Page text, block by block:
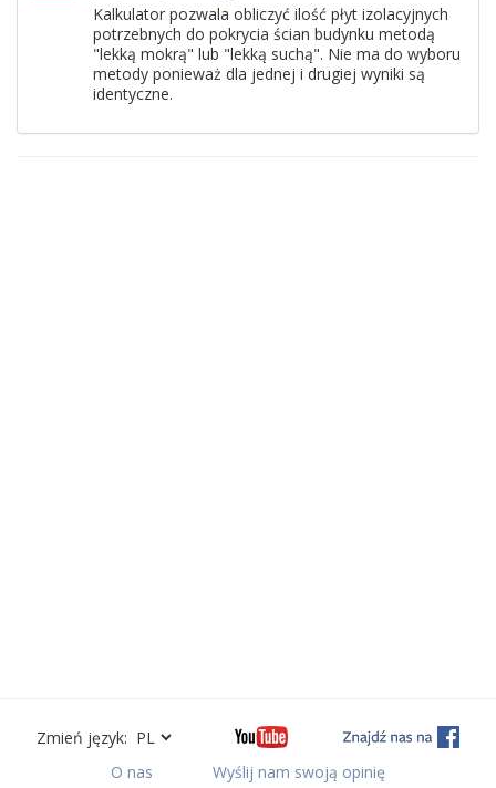
Kalkulator pozwala obliczyć ilość płyt izolacyjnych
potrzebnych do pokrycia ścian budynku metodą
"lekką mokrą" lub "lekką suchą". Nie ma do wyboru
metody ponieważ dla jednej i drugiej wyniki są
identyczne.
Zmień język:
O nas
Wyślij nam swoją opinię